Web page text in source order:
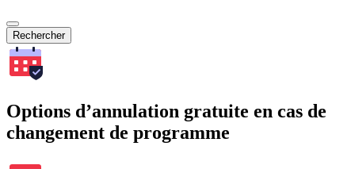
Rechercher
Options d’annulation gratuite en cas de
changement de programme